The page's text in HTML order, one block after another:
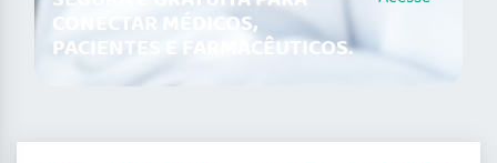
CONECTAR MÉDICOS,
PACIENTES E FARMACÊUTICOS.